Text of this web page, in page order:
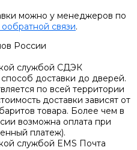
можно у менеджеров по
связи.
России
службой СДЭК
доставки до дверей.
по всей территории
доставки зависят от
товара. Более чем в
возможна оплата при
платеж).
службой EMS Почта